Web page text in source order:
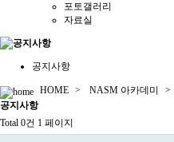
포토갤러리
자료실
공지사항
HOME > NASM 아카데미 >
공지사항
Total 0건 1 페이지